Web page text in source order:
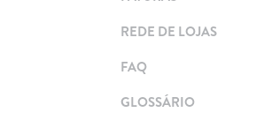
REDE DE LOJAS
FAQ
GLOSSÁRIO